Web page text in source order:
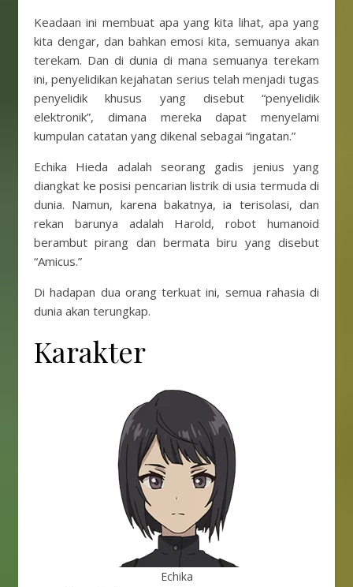
Keadaan ini membuat apa yang kita lihat, apa yang
kita dengar, dan bahkan emosi kita, semuanya akan
terekam. Dan di dunia di mana semuanya terekam
ini, penyelidikan kejahatan serius telah menjadi tugas
penyelidik khusus yang disebut “penyelidik
elektronik”, dimana mereka dapat menyelami
kumpulan catatan yang dikenal sebagai “ingatan.”
Echika Hieda adalah seorang gadis jenius yang
diangkat ke posisi pencarian listrik di usia termuda di
dunia. Namun, karena bakatnya, ia terisolasi, dan
rekan barunya adalah Harold, robot humanoid
berambut pirang dan bermata biru yang disebut
“Amicus.”
Di hadapan dua orang terkuat ini, semua rahasia di
dunia akan terungkap.
Karakter
Echika